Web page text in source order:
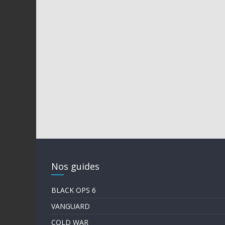
Nos guides
BLACK OPS 6
VANGUARD
COLD WAR